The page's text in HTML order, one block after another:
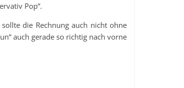
Pop“.
die Rechnung auch nicht ohne
auch gerade so richtig nach vorne